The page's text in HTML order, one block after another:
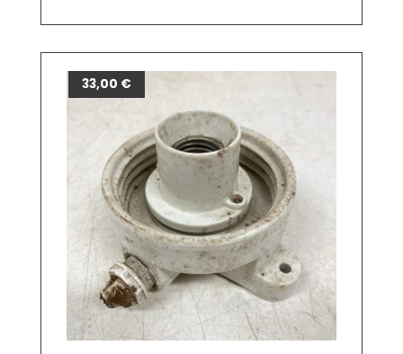
33,00 €